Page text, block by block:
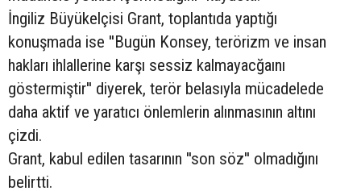
İngiliz Büyükelçisi Grant, toplantıda yaptığı
konuşmada ise ''Bugün Konsey, terörizm ve insan
hakları ihlallerine karşı sessiz kalmayacğaını
göstermiştir'' diyerek, terör belasıyla mücadelede
daha aktif ve yaratıcı önlemlerin alınmasının altını
çizdi.
Grant, kabul edilen tasarının ''son söz'' olmadığını
belirtti.